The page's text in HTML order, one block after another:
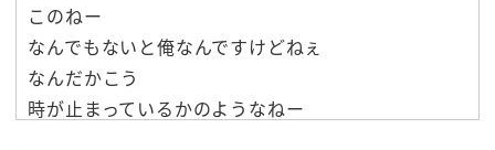
このねー
なんでもないと俺なんですけどねぇ
なんだかこう
時が止まっているかのようなねー